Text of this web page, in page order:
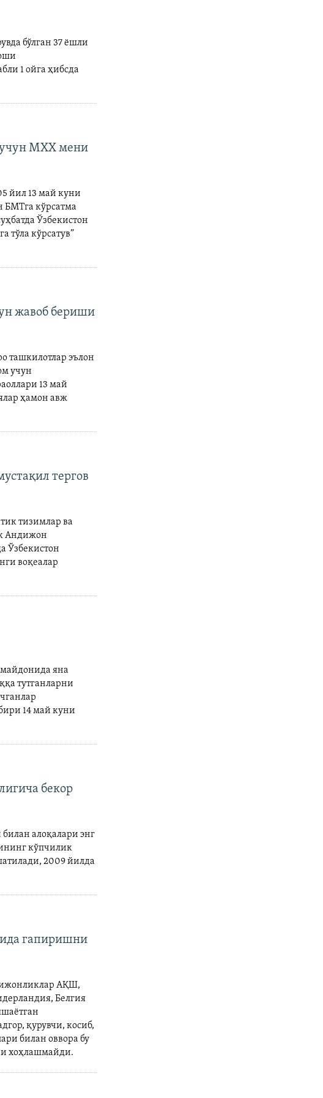
бўлган 37 ёшли
1 ойга ҳибсда
учун МХХ мени
йил 13 май куни
БМТга кўрсатма
Ўзбекистон
тўла кўрсатув”
жавоб бериши
ташкилотлар эълон
учун
13 май
ҳамон авж
тергов
тизимлар ва
Андижон
Ўзбекистон
воқеалар
яна
тутганларни
14 май куни
бекор
алоқалари энг
кўпчилик
2009 йилда
гапиришни
АҚШ,
Белгия
қурувчи, косиб,
билан оввора бу
хоҳлашмайди.